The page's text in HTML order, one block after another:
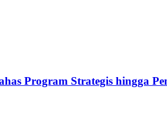
Program Strategis hingga